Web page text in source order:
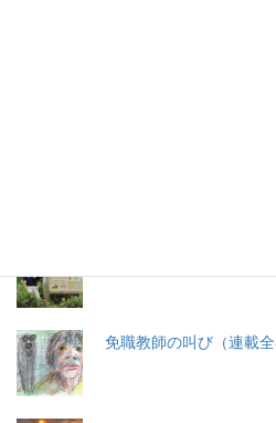
免職教師の叫び（連載全